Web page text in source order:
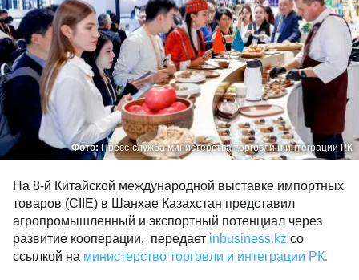
Фото:Пресс-служба министерства торговли и интеграции РК
На 8-й Китайской международной выставке импортных
товаров (CIIE) в Шанхае Казахстан представил
агропромышленный и экспортный потенциал через
развитие кооперации, передает inbusiness.kz со
ссылкой на министерство торговли и интеграции РК.